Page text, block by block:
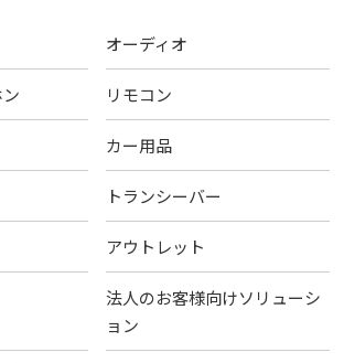
オーディオ
リモコン
カー用品
トランシーバー
アウトレット
法人のお客様向けソリューシ
ョン